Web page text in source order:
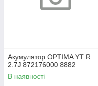
Акумулятор OPTIMA YT R
2.7J 872176000 8882
В наявності